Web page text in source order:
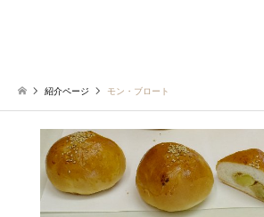
紹介ページ モン・ブロート